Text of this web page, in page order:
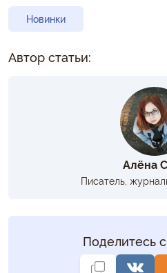
Новинки
Автор статьи:
Алёна
Писатель,
Поделитесь